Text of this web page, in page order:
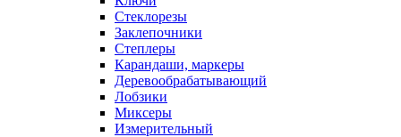
Стеклорезы
Заклепочники
Степлеры
Карандаши, маркеры
Деревообрабатывающий
Лобзики
Миксеры
Измерительный